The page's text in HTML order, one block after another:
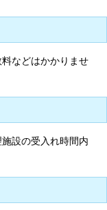
などはかかりませ
設の受入れ時間内